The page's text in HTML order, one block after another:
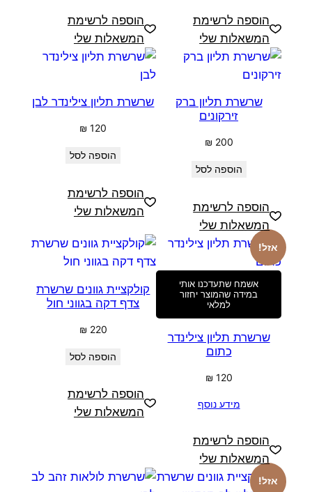
הוספה לרשימת
המשאלות שלי
הוספה לרשימת
המשאלות שלי
שרשרת תליון ברק
זירקונים
₪ 200
הוספה לסל
הוספה לרשימת
המשאלות שלי
שרשרת תליון צילינדר לבן
₪ 120
הוספה לסל
הוספה לרשימת
המשאלות שלי
אזל!
אשמח שתעדכנו אותי
במידה שהמוצר יחזור
למלאי
שרשרת תליון צילינדר
כתום
₪ 120
מידע נוסף
הוספה לרשימת
המשאלות שלי
קולקציית גוונים שרשרת
צדף דקה בגווני חול
₪ 220
הוספה לסל
הוספה לרשימת
המשאלות שלי
אזל!